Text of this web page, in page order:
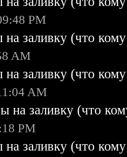
PM
на заливку (что
AM
на заливку (что
AM
на заливку (что
PM
на заливку (что